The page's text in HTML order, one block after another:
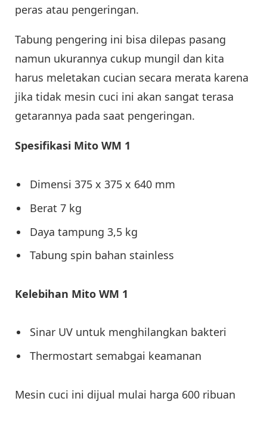
peras atau pengeringan.
Tabung pengering ini bisa dilepas pasang
namun ukurannya cukup mungil dan kita
harus meletakan cucian secara merata karena
jika tidak mesin cuci ini akan sangat terasa
getarannya pada saat pengeringan.
Spesifikasi Mito WM 1
Dimensi 375 x 375 x 640 mm
Berat 7 kg
Daya tampung 3,5 kg
Tabung spin bahan stainless
Kelebihan Mito WM 1
Sinar UV untuk menghilangkan bakteri
Thermostart semabgai keamanan
Mesin cuci ini dijual mulai harga 600 ribuan